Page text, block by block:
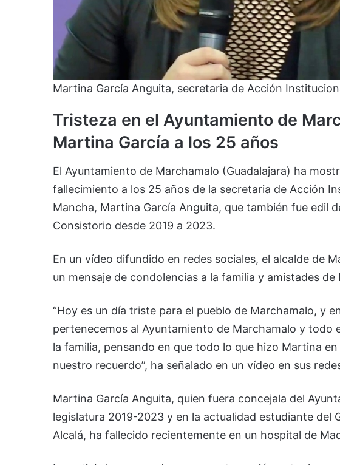
Martina García Anguita, secretaria de Acción
Tristeza en el Ayuntamiento de
Martina García a los 25 años
El Ayuntamiento de Marchamalo (Guadalajara) ha
fallecimiento a los 25 años de la secretaria de Acción
Mancha, Martina García Anguita, que también fue edil
Consistorio desde 2019 a 2023.
En un vídeo difundido en redes sociales, el alcalde de
un mensaje de condolencias a la familia y amistades
“Hoy es un día triste para el pueblo de Marchamalo, y
pertenecemos al Ayuntamiento de Marchamalo y todo
la familia, pensando en que todo lo que hizo Martina
nuestro recuerdo”, ha señalado en un vídeo en sus
Martina García Anguita, quien fuera concejala del
legislatura 2019-2023 y en la actualidad estudiante del
Alcalá, ha fallecido recientemente en un hospital de